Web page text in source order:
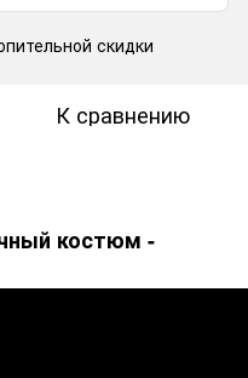
скидки
К сравнению
костюм -